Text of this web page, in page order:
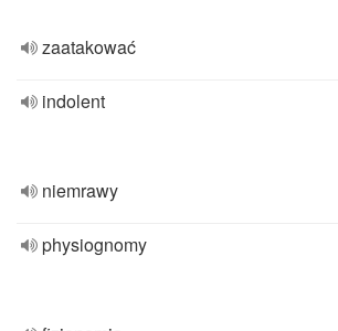
zaatakować
indolent
niemrawy
physiognomy